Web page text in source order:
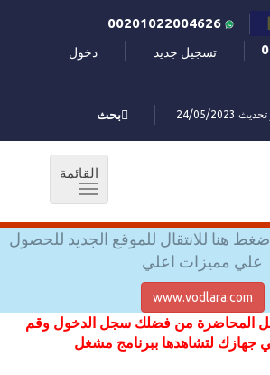
تسجيل جديد دخول
24/05/2023 بحث
القائمة
Toggle
هنا للانتقال للموقع الجديد للحصول
علي مميزات اعلي
www.vodlara.com
المحاضرة من فضلك سجل الدخول وقم
جهازك لتشاهدها ببرنامج مشغل